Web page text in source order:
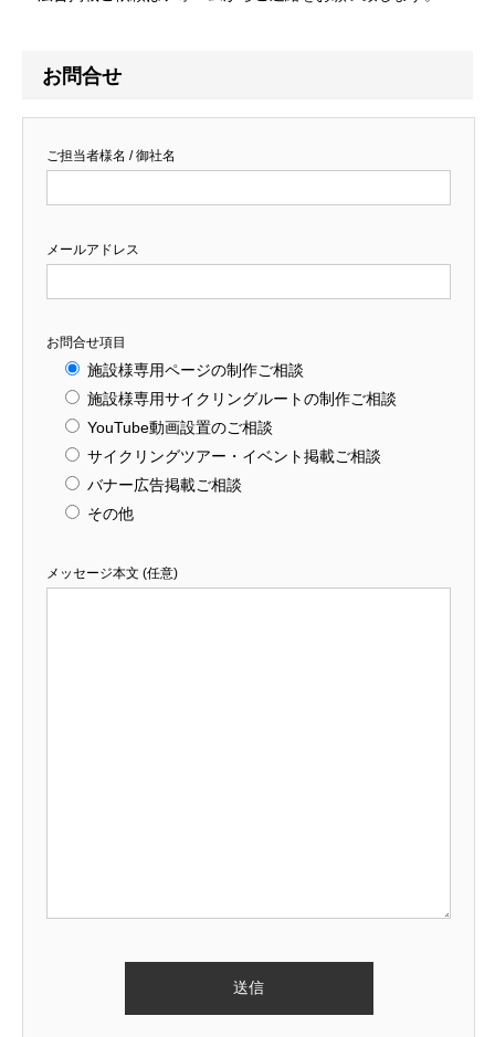
お問合せ
ご担当者様名 / 御社名
メールアドレス
お問合せ項目
施設様専用ページの制作ご相談
施設様専用サイクリングルートの制作ご相談
YouTube動画設置のご相談
サイクリングツアー・イベント掲載ご相談
バナー広告掲載ご相談
その他
メッセージ本文 (任意)